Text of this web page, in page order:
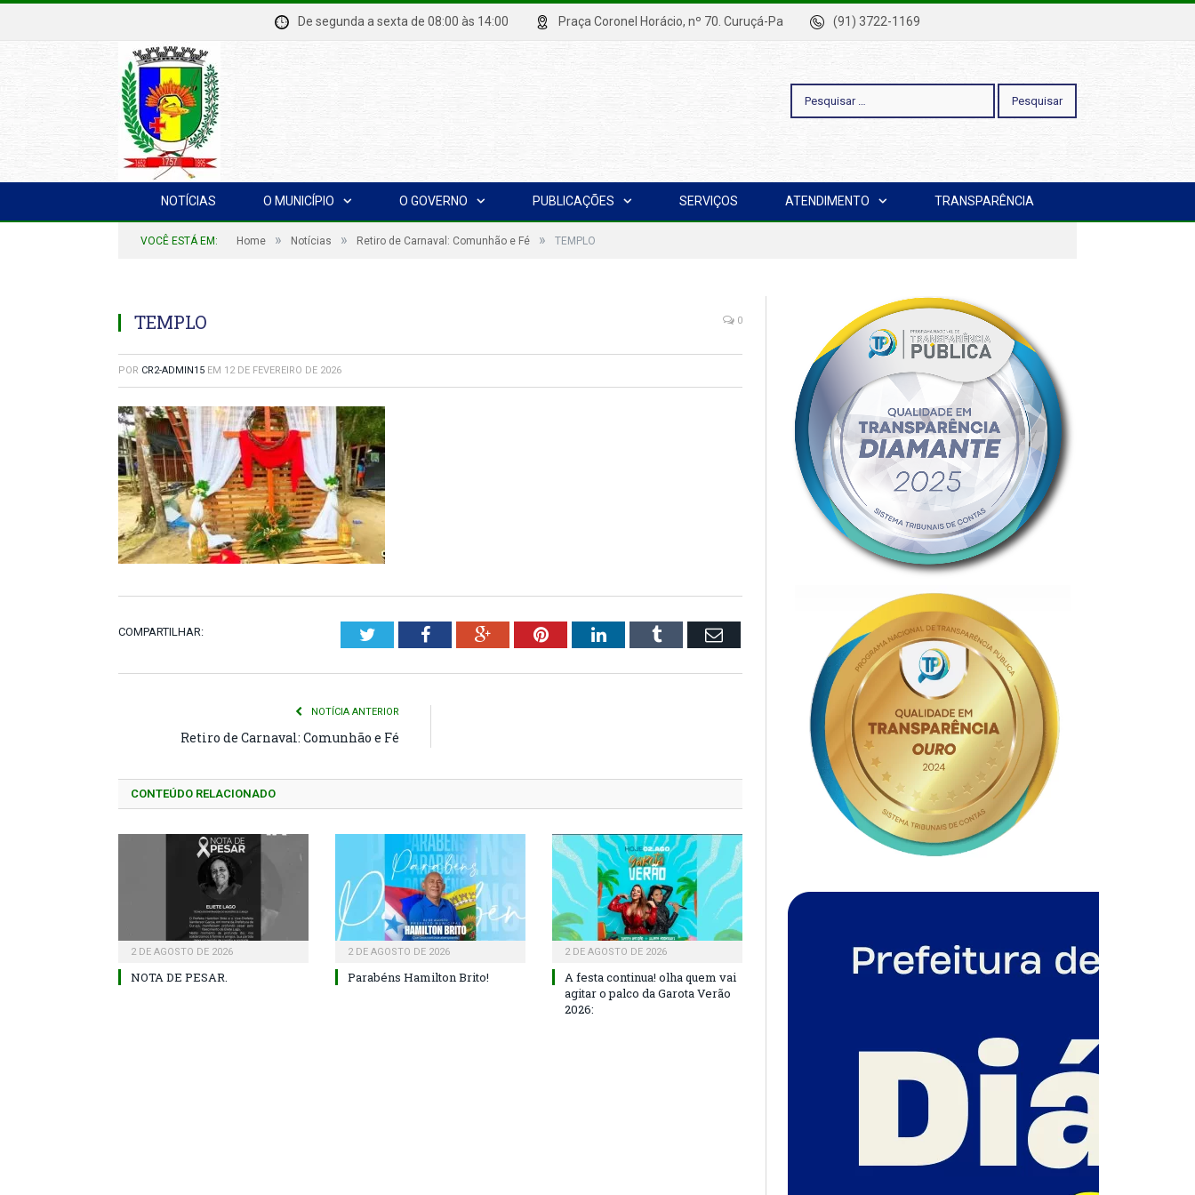
De segunda a sexta de 08:00 às 14:00 Praça Coronel Horácio, nº 70. Curuçá-Pa (91) 3722-1169
Pesquisar
por:
NOTÍCIAS O MUNICÍPIO O GOVERNO PUBLICAÇÕES SERVIÇOS ATENDIMENTO TRANSPARÊNCIA
VOCÊ ESTÁ EM: Home » Notícias » Retiro de Carnaval: Comunhão e Fé » TEMPLO
TEMPLO 0
POR CR2-ADMIN15 EM 12 DE FEVEREIRO DE 2026
COMPARTILHAR: TwitterFacebookGoogle+PinterestLinkedInTumblr Email
NOTÍCIA ANTERIOR
Retiro de Carnaval: Comunhão e Fé
CONTEÚDO RELACIONADO
2 DE AGOSTO DE 2026
NOTA DE PESAR.
2 DE AGOSTO DE 2026
Parabéns Hamilton Brito!
2 DE AGOSTO DE 2026
A festa continua! olha quem vai
agitar o palco da Garota Verão
2026: